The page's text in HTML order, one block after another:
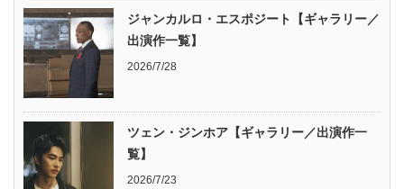
ジャンカルロ・エスポジート【ギャラリー／
出演作一覧】
2026/7/28
ツェン・ジンホア【ギャラリー／出演作一
覧】
2026/7/23